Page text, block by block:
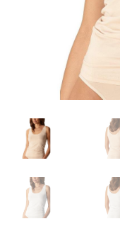
Checkout
Cookie-Richtlinie